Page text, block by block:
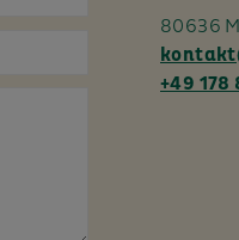
80636
+49 178